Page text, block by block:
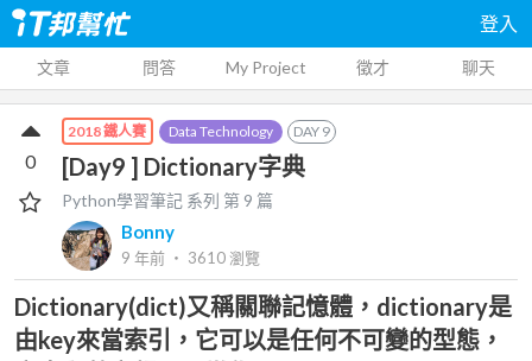
登入
文章 問答 My Project 徵才 聊天
2018 鐵人賽 Data Technology DAY 9
[Day9 ] Dictionary字典
Python學習筆記 系列 第 9 篇
Bonny
9 年前 ‧ 3610瀏覽
0
Dictionary(dict)又稱關聯記憶體，dictionary是
由key來當索引，它可以是任何不可變的型態，